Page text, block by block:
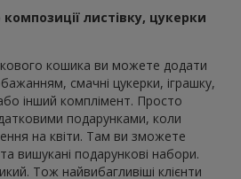
листівку, цукерки
кошика ви можете додати
смачні цукерки, іграшку,
інший комплімент. Просто
подарунками, коли
на квіти. Там ви зможете
вишукані подарункові набори.
Тож найвибагливіші клієнти